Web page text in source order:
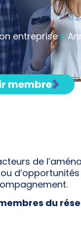
entreprise>
membre
de
du